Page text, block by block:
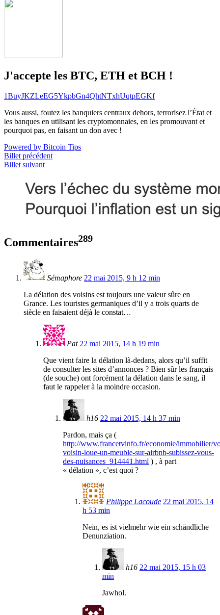
J'accepte les BTC, ETH et BCH !
1BuyJKZLeEG5YkpbGn4QhtNTxhUqtpEGKf
Vous aussi, foutez les banquiers centraux dehors, terrorisez l’État et
les banques en utilisant les cryptomonnaies, en les promouvant et
pourquoi pas, en faisant un don avec !
Powered by Bitcoin Tips
Billet précédent
Billet suivant
Commentaires289
Sémaphore 22 mai 2015, 9 h 12 min
La délation des voisins est toujours une valeur sûre en
Grance. Les touristes germaniques d’il y a trois quarts de
siècle en faisaient déjà le constat…
Pat 22 mai 2015, 14 h 19 min
Que vient faire la délation là-dedans, alors qu’il suffit
de consulter les sites d’annonces ? Bien sûr les français
(de souche) ont forcément la délation dans le sang, il
faut le rappeler à la moindre occasion.
h16 22 mai 2015, 14 h 37 min
Pardon, mais ça (
http://www.francetvinfo.fr/economie/immobilier/
voisin-loue-un-meuble-sur-airbnb-subissez-vous-
des-nuisances_914441.html ) , à part
« délation », c’est quoi ?
Philippe Lacoude 22 mai 2015, 14
h 53 min
Nein, es ist vielmehr wie ein schändliche
Denunziation.
h16 22 mai 2015, 15 h 03
min
Jawhol.